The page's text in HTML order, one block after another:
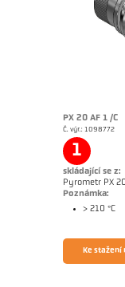
PX 20 AF 1 /C
Č. výr.: 1098772
1
skládající se z:
Pyrometr PX
Poznámka:
> 210 °C
Ke stažení